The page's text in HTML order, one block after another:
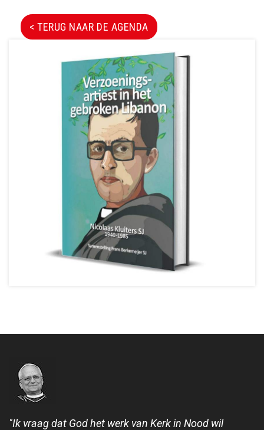
< TERUG NAAR DE AGENDA
"Ik vraag dat God het werk van Kerk in Nood wil